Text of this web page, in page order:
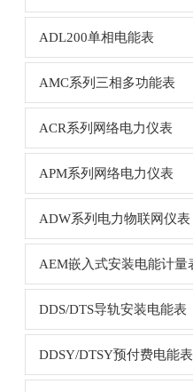
ADL200单相电能表
AMC系列三相多功能表
ACR系列网络电力仪表
APM系列网络电力仪表
ADW系列电力物联网仪表
AEM嵌入式安装电能计量
DDS/DTS导轨安装电能表
DDSY/DTSY预付费电能表